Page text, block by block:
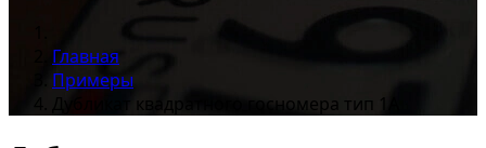
Главная
Примеры
Дубликат квадратного госномера тип 1А